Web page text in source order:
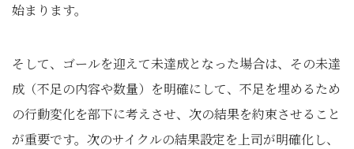
始まります。
そして、ゴールを迎えて未達成となった場合は、その未達
成（不足の内容や数量）を明確にして、不足を埋めるため
の行動変化を部下に考えさせ、次の結果を約束させること
が重要です。次のサイクルの結果設定を上司が明確化し、